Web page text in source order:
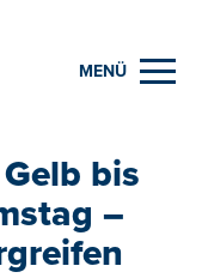
MENÜ
bis
–